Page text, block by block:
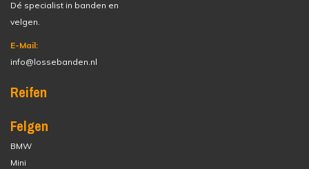
Dé specialist in banden en
velgen.
E-Mail:
info@lossebanden.nl
Reifen
Felgen
BMW
Mini